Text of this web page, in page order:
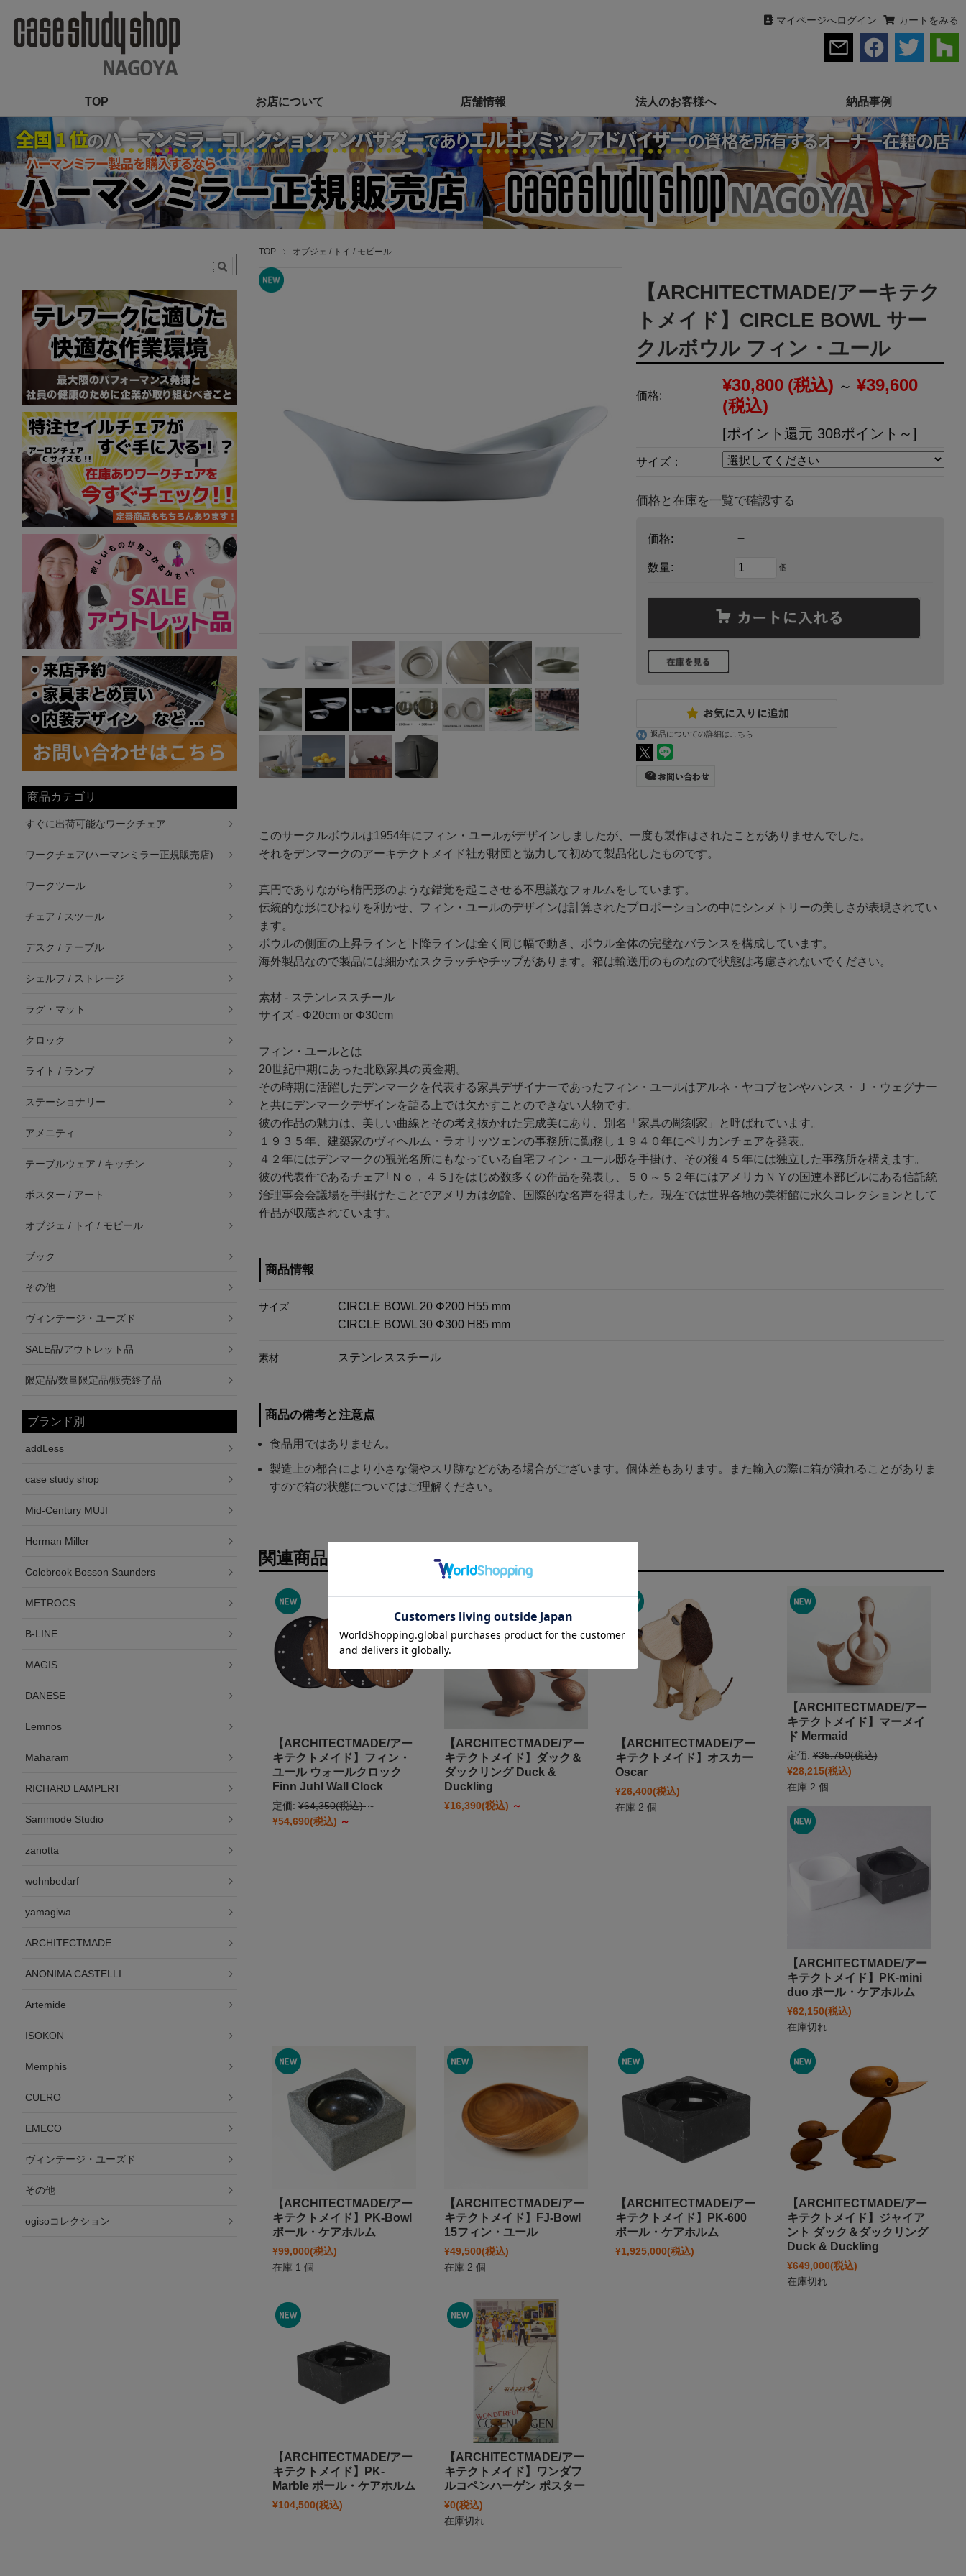
マイページへログイン カートをみる
TOP お店について 店舗情報 法人のお客様へ 納品事例
TOP オブジェ / トイ / モビール
【ARCHITECTMADE/アーキテク
トメイド】CIRCLE BOWL サー
クルボウル フィン・ユール
価格:
¥30,800 (税込) ～ ¥39,600
(税込)
[ポイント還元 308ポイント～]
サイズ：
価格と在庫を一覧で確認する
価格: －
数量: 個
返品についての詳細はこちら
このサークルボウルは1954年にフィン・ユールがデザインしましたが、一度も製作はされたことがありませんでした。
それをデンマークのアーキテクトメイド社が財団と協力して初めて製品化したものです。
真円でありながら楕円形のような錯覚を起こさせる不思議なフォルムをしています。
伝統的な形にひねりを利かせ、フィン・ユールのデザインは計算されたプロポーションの中にシンメトリーの美しさが表現されてい
ます。
ボウルの側面の上昇ラインと下降ラインは全く同じ幅で動き、ボウル全体の完璧なバランスを構成しています。
海外製品なので製品には細かなスクラッチやチップがあります。箱は輸送用のものなので状態は考慮されないでください。
素材 - ステンレススチール
サイズ - Φ20cm or Φ30cm
フィン・ユールとは
20世紀中期にあった北欧家具の黄金期。
その時期に活躍したデンマークを代表する家具デザイナーであったフィン・ユールはアルネ・ヤコブセンやハンス・Ｊ・ウェグナー
と共にデンマークデザインを語る上では欠かすことのできない人物です。
彼の作品の魅力は、美しい曲線とその考え抜かれた完成美にあり、別名「家具の彫刻家」と呼ばれています。
１９３５年、建築家のヴィヘルム・ラオリッツェンの事務所に勤務し１９４０年にペリカンチェアを発表。
４２年にはデンマークの観光名所にもなっている自宅フィン・ユール邸を手掛け、その後４５年には独立した事務所を構えます。
彼の代表作であるチェア｢Ｎｏ，４５｣をはじめ数多くの作品を発表し、５０～５２年にはアメリカＮＹの国連本部ビルにある信託統
治理事会会議場を手掛けたことでアメリカは勿論、国際的な名声を得ました。現在では世界各地の美術館に永久コレクションとして
作品が収蔵されています。
商品情報
サイズ
CIRCLE BOWL 20 Φ200 H55 mm
CIRCLE BOWL 30 Φ300 H85 mm
素材 ステンレススチール
商品の備考と注意点
食品用ではありません。
製造上の都合により小さな傷やスリ跡などがある場合がございます。個体差もあります。また輸入の際に箱が潰れることがありま
すので箱の状態についてはご理解ください。
関連商品
【ARCHITECTMADE/アー
キテクトメイド】フィン・
ユール ウォールクロック
Finn Juhl Wall Clock
定価: ¥64,350(税込) ～
¥54,690(税込) ～
【ARCHITECTMADE/アー
キテクトメイド】ダック＆
ダックリング Duck &
Duckling
¥16,390(税込) ～
【ARCHITECTMADE/アー
キテクトメイド】オスカー
Oscar
¥26,400(税込)
在庫 2 個
【ARCHITECTMADE/アー
キテクトメイド】マーメイ
ド Mermaid
定価: ¥35,750(税込)
¥28,215(税込)
在庫 2 個
【ARCHITECTMADE/アー
キテクトメイド】PK-mini
duo ポール・ケアホルム
¥62,150(税込)
在庫切れ
【ARCHITECTMADE/アー
キテクトメイド】PK-Bowl
ポール・ケアホルム
¥99,000(税込)
在庫 1 個
【ARCHITECTMADE/アー
キテクトメイド】FJ-Bowl
15フィン・ユール
¥49,500(税込)
在庫 2 個
【ARCHITECTMADE/アー
キテクトメイド】PK-600
ポール・ケアホルム
¥1,925,000(税込)
【ARCHITECTMADE/アー
キテクトメイド】ジャイア
ント ダック＆ダックリング
Duck & Duckling
¥649,000(税込)
在庫切れ
【ARCHITECTMADE/アー
キテクトメイド】PK-
Marble ポール・ケアホルム
¥104,500(税込)
【ARCHITECTMADE/アー
キテクトメイド】ワンダフ
ルコペンハーゲン ポスター
¥0(税込)
在庫切れ
商品カテゴリ
すぐに出荷可能なワークチェア
ワークチェア(ハーマンミラー正規販売店)
ワークツール
チェア / スツール
デスク / テーブル
シェルフ / ストレージ
ラグ・マット
クロック
ライト / ランプ
ステーショナリー
アメニティ
テーブルウェア / キッチン
ポスター / アート
オブジェ / トイ / モビール
ブック
その他
ヴィンテージ・ユーズド
SALE品/アウトレット品
限定品/数量限定品/販売終了品
ブランド別
addLess
case study shop
Mid-Century MUJI
Herman Miller
Colebrook Bosson Saunders
METROCS
B-LINE
MAGIS
DANESE
Lemnos
Maharam
RICHARD LAMPERT
Sammode Studio
zanotta
wohnbedarf
yamagiwa
ARCHITECTMADE
ANONIMA CASTELLI
Artemide
ISOKON
Memphis
CUERO
EMECO
ヴィンテージ・ユーズド
その他
ogisoコレクション